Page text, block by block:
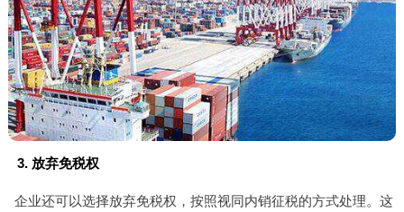
3. 放弃免税权
企业还可以选择放弃免税权，按照视同内销征税的方式处理。这